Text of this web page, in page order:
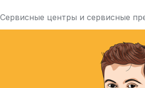
Сервисные центры и сервисные